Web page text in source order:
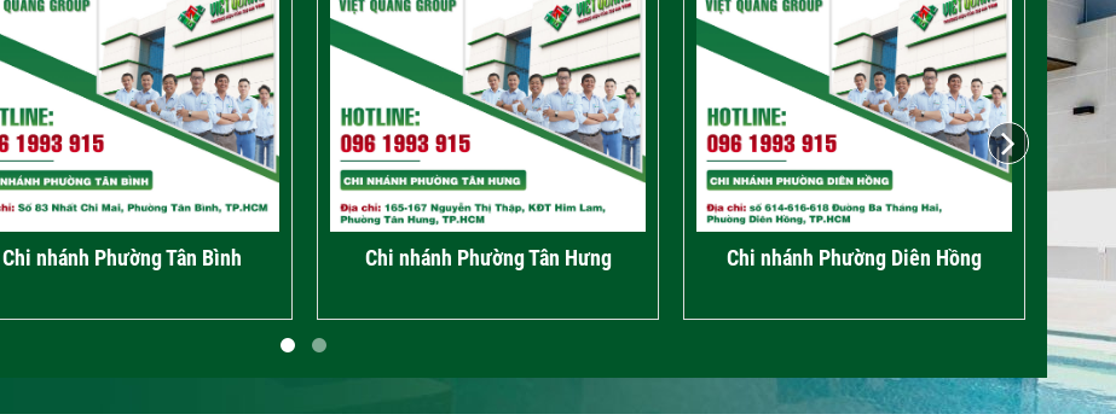
Chi nhánh Phường Tân Bình Chi nhánh Phường Tân Hưng Chi nhánh Phường Diên Hồng